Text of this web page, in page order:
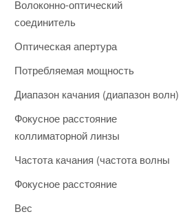
Волоконно-оптический
соединитель
Оптическая апертура
Потребляемая мощность
Диапазон качания (диапазон волн)
Фокусное расстояние
коллиматорной линзы
Частота качания (частота волны
Фокусное расстояние
Вес